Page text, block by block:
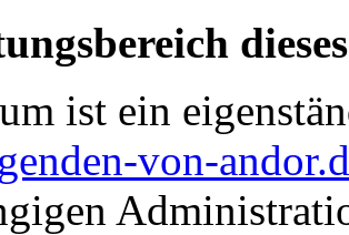
ist ein
von-